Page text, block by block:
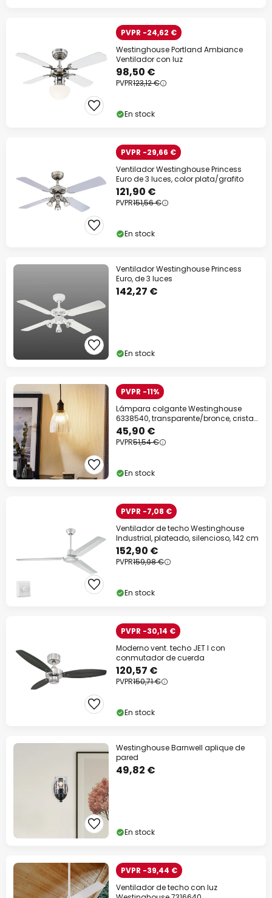
PVPR -24,62 €
Westinghouse Portland Ambiance
Ventilador con luz
98,50 €
PVPR123,12 €
En stock
PVPR -29,66 €
Ventilador Westinghouse Princess
Euro de 3 luces, color plata/grafito
121,90 €
PVPR151,56 €
En stock
Ventilador Westinghouse Princess
Euro, de 3 luces
142,27 €
En stock
PVPR -11%
Lámpara colgante Westinghouse
6338540, transparente/bronce, cristal,
E27
45,90 €
PVPR51,54 €
En stock
PVPR -7,08 €
Ventilador de techo Westinghouse
Industrial, plateado, silencioso, 142 cm
152,90 €
PVPR159,98 €
En stock
PVPR -30,14 €
Moderno vent. techo JET I con
conmutador de cuerda
120,57 €
PVPR150,71 €
En stock
Westinghouse Barnwell aplique de
pared
49,82 €
En stock
PVPR -39,44 €
Ventilador de techo con luz